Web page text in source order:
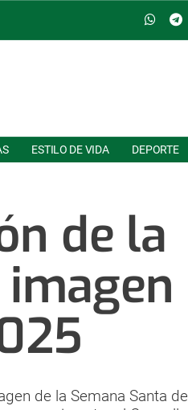
ESTILO DE VIDA DEPORTE
de la
de la Semana Santa de